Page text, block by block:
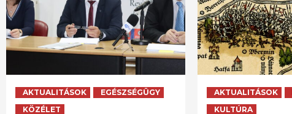
AKTUALITÁSOK
EGÉSZSÉGÜGY
KÖZÉLET
AKTUALITÁSOK
KULTÚRA